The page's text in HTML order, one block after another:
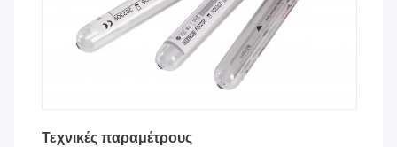
Τεχνικές παραμέτρους